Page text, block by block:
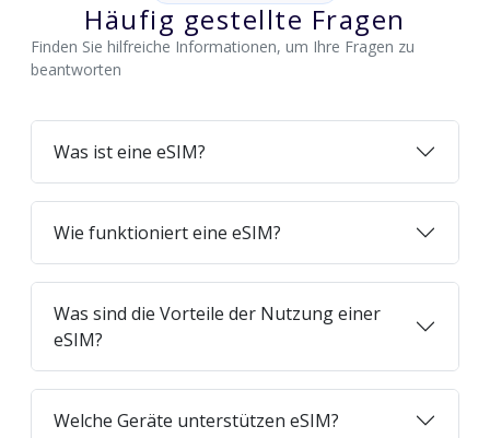
Häufig gestellte Fragen
Finden Sie hilfreiche Informationen, um Ihre Fragen zu
beantworten
Was ist eine eSIM?
Wie funktioniert eine eSIM?
Was sind die Vorteile der Nutzung einer
eSIM?
Welche Geräte unterstützen eSIM?